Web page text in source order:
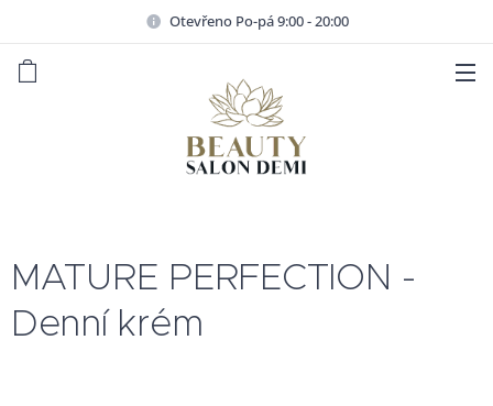
Otevřeno Po-pá 9:00 - 20:00
MATURE PERFECTION -
Denní krém